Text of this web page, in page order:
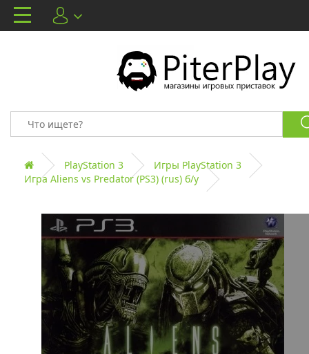
PlayStation 3
Игры PlayStation 3
Игра Aliens vs Predator (PS3) (rus) б/у